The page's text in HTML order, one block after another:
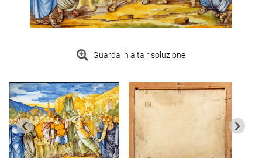
Guarda in alta risoluzione